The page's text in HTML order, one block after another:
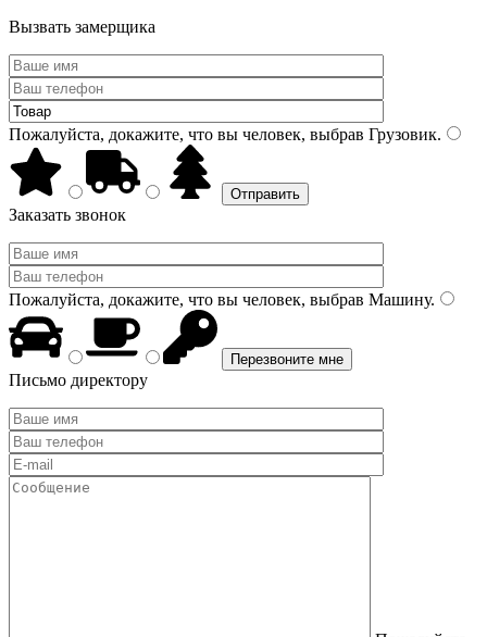
Вызвать замерщика
Пожалуйста, докажите, что вы человек, выбрав Грузовик.
Заказать звонок
Пожалуйста, докажите, что вы человек, выбрав Машину.
Письмо директору